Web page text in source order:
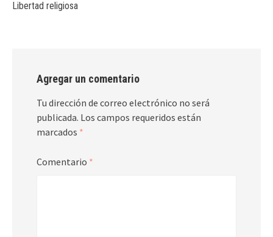
Libertad religiosa
Agregar un comentario
Tu dirección de correo electrónico no será
publicada. Los campos requeridos están
marcados *
Comentario *